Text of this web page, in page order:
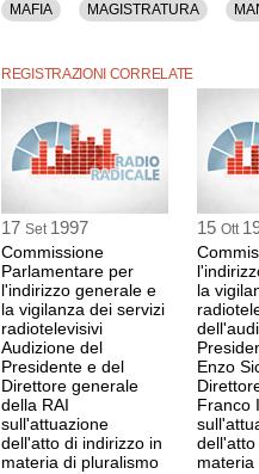
MAFIA MAGISTRATURA
REGISTRAZIONI CORRELATE
17 Set 1997
Commissione
Parlamentare per
l'indirizzo generale e
la vigilanza dei servizi
radiotelevisivi
Audizione del
Presidente e del
Direttore generale
della RAI
sull'attuazione
dell'atto di indirizzo in
materia di pluralismo
15 Ott
la
Enzo
Franco
dell'atto
materia